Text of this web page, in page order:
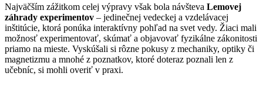
Najväčším zážitkom celej výpravy však bola návšteva Lemovej
záhrady experimentov – jedinečnej vedeckej a vzdelávacej
inštitúcie, ktorá ponúka interaktívny pohľad na svet vedy. Žiaci mali
možnosť experimentovať, skúmať a objavovať fyzikálne zákonitosti
priamo na mieste. Vyskúšali si rôzne pokusy z mechaniky, optiky či
magnetizmu a mnohé z poznatkov, ktoré doteraz poznali len z
učebníc, si mohli overiť v praxi.